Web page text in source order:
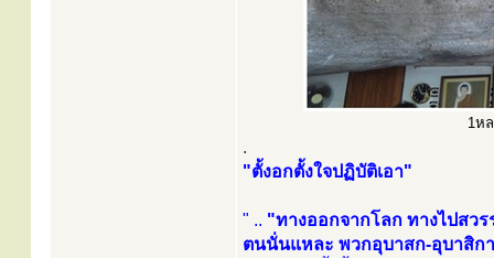
1ห
.
"ตั้งอกตั้งใจปฏิบัติเอา"
" .. "ทางออกจากโลก ทางไปสว
ตนนั่นแหละ พวกอุบาสก-อุบาสิกา